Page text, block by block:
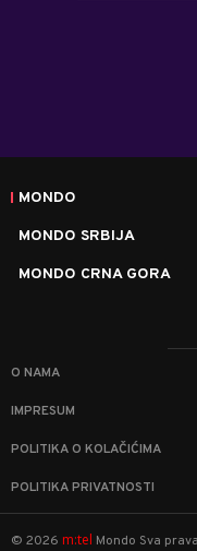
MONDO
MONDO SRBIJA
MONDO CRNA GORA
O NAMA
IMPRESUM
POLITIKA O KOLAČIĆIMA
POLITIKA PRIVATNOSTI
© 2026 m:tel Mondo Sva